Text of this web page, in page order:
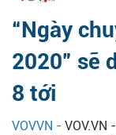
“Ngày
2020” sẽ
8 tới
VOVVN - VOV.VN